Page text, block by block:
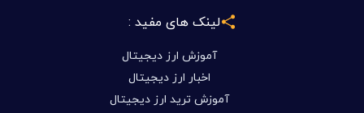
لینک های مفید :
آموزش ارز دیجیتال
اخبار ارز دیجیتال
آموزش ترید ارز دیجیتال